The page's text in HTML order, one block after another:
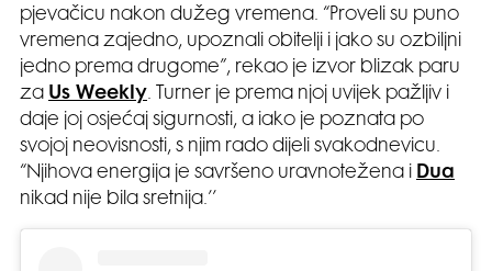
pjevačicu nakon dužeg vremena. “Proveli su puno
vremena zajedno, upoznali obitelji i jako su ozbiljni
jedno prema drugome”, rekao je izvor blizak paru
za Us Weekly. Turner je prema njoj uvijek pažljiv i
daje joj osjećaj sigurnosti, a iako je poznata po
svojoj neovisnosti, s njim rado dijeli svakodnevicu.
“Njihova energija je savršeno uravnotežena i Dua
nikad nije bila sretnija.’’